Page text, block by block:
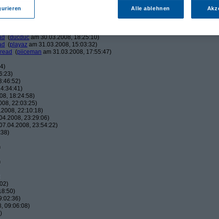
am 30.03.2008, 16:00:59)
(ducducam 30.03.2008, 18:25:10)
(playaz am 31.03.2008, 15:03:32)
(piiceman am 31.03.2008, 17:55:47)
18:24:58)
22:03:25)
22:10:18)
23:29:06)
23:54:22)
09:06:08)
Alle ablehnen